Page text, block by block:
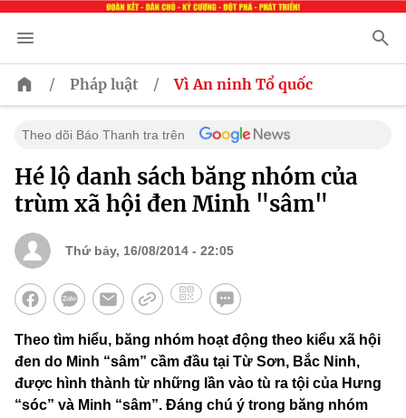
/ Pháp luật / Vì An ninh Tổ quốc
Theo dõi Báo Thanh tra trên
Hé lộ danh sách băng nhóm của
trùm xã hội đen Minh "sâm"
Thứ bảy, 16/08/2014 - 22:05
Theo tìm hiểu, băng nhóm hoạt động theo kiểu xã hội
đen do Minh “sâm” cầm đầu tại Từ Sơn, Bắc Ninh,
được hình thành từ những lần vào tù ra tội của Hưng
“sóc” và Minh “sâm”. Đáng chú ý trong băng nhóm